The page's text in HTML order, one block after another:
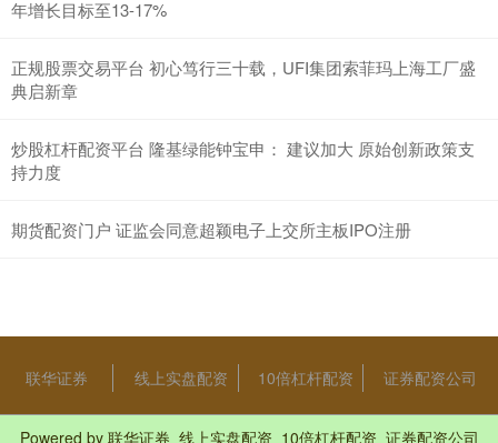
年增长目标至13-17%
正规股票交易平台 初心笃行三十载，UFI集团索菲玛上海工厂盛
典启新章
炒股杠杆配资平台 隆基绿能钟宝申： 建议加大 原始创新政策支
持力度
期货配资门户 证监会同意超颖电子上交所主板IPO注册
联华证券 线上实盘配资 10倍杠杆配资 证券配资公司
Powered by 联华证券_线上实盘配资_10倍杠杆配资_证券配资公司